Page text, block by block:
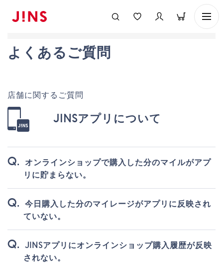
よくあるご質問
店舗に関するご質問
JINSアプリについて
オンラインショップで購入した分のマイルがアプ
リに貯まらない。
今日購入した分のマイレージがアプリに反映され
ていない。
JINSアプリにオンラインショップ購入履歴が反映
されない。